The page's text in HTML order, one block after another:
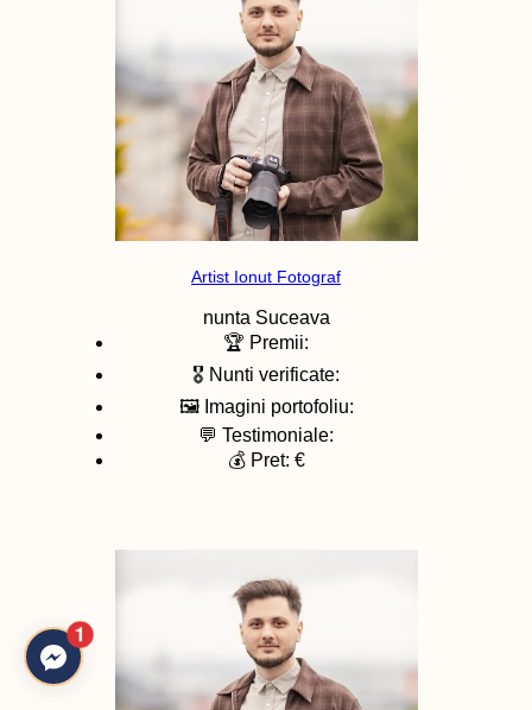
Artist Ionut Fotograf
nunta Suceava
🏆 Premii:
🎖️ Nunti verificate:
🖼️ Imagini portofoliu:
💬 Testimoniale:
💰 Pret: €